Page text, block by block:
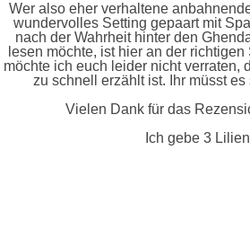
Wer also eher verhaltene
wundervolles Setting gepaart mit
nach der Wahrheit hinter den
lesen möchte, ist hier an der
möchte ich euch leider nicht verraten,
zu schnell erzählt ist. Ihr müsst
Vielen Dank für das
Ich gebe 3